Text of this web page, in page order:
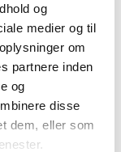
og
medier og til
om
partnere inden
og
disse
dem, eller som